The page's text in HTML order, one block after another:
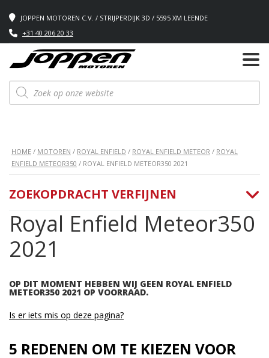
JOPPEN MOTOREN C.V. / STRIJPERDIJK 3D / 5595 XM LEENDE
+31 40 206 20 33
Producten
zoeken
HOME / MOTOREN / ROYAL ENFIELD / ROYAL ENFIELD METEOR / ROYAL
ENFIELD METEOR350 / ROYAL ENFIELD METEOR350 2021
Royal Enfield Meteor350
2021
OP DIT MOMENT HEBBEN WIJ GEEN ROYAL ENFIELD
METEOR350 2021 OP VOORRAAD.
ZOEKOPDRACHT VERFIJNEN
Is er iets mis op deze pagina?
5 REDENEN OM TE KIEZEN VOOR